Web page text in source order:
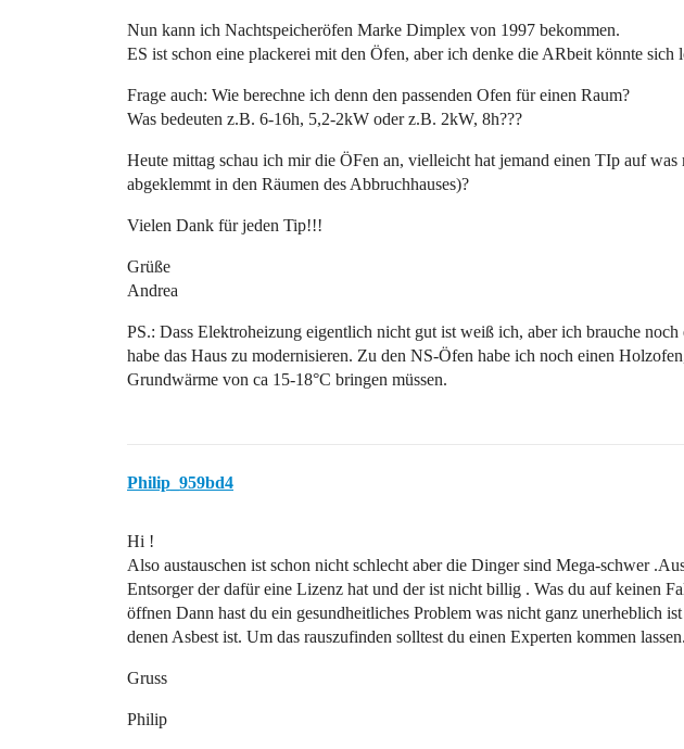
Nun kann ich Nachtspeicheröfen Marke Dimplex von 1997 bekommen.
ES ist schon eine plackerei mit den Öfen, aber ich denke die ARbeit könnte sich
Frage auch: Wie berechne ich denn den passenden Ofen für einen Raum?
Was bedeuten z.B. 6-16h, 5,2-2kW oder z.B. 2kW, 8h???
Heute mittag schau ich mir die ÖFen an, vielleicht hat jemand einen TIp auf was
abgeklemmt in den Räumen des Abbruchhauses)?
Vielen Dank für jeden Tip!!!
Grüße
Andrea
PS.: Dass Elektroheizung eigentlich nicht gut ist weiß ich, aber ich brauche
habe das Haus zu modernisieren. Zu den NS-Öfen habe ich noch einen
Grundwärme von ca 15-18°C bringen müssen.
Philip_959bd4
Hi !
Also austauschen ist schon nicht schlecht aber die Dinger sind Mega-schwer
Entsorger der dafür eine Lizenz hat und der ist nicht billig . Was du auf keinen
öffnen Dann hast du ein gesundheitliches Problem was nicht ganz unerheblich
denen Asbest ist. Um das rauszufinden solltest du einen Experten kommen lassen.
Gruss
Philip